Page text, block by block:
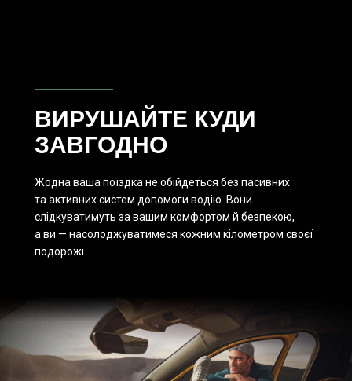
ВИРУШАЙТЕ КУДИ
ЗАВГОДНО
Жодна ваша поїздка не обійдеться без пасивних
та активних систем допомоги водію. Вони
слідкуватимуть за вашим комфортом й безпекою,
а ви — насолоджуватимеся кожним кілометром своєї
подорожі.